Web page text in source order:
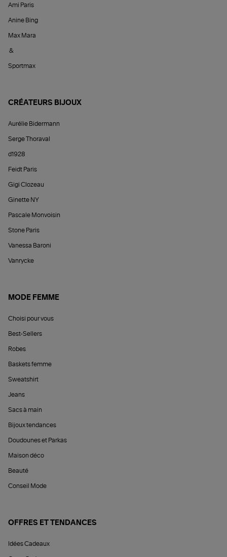
Ami Paris
Anine Bing
Max Mara
&
Sportmax
CRÉATEURS BIJOUX
Aurélie Bidermann
Serge Thoraval
d1928
Feidt Paris
Gigi Clozeau
Ginette NY
Pascale Monvoisin
Stone Paris
Vanessa Baroni
Vanrycke
MODE FEMME
Choisi pour vous
Best-Sellers
Robes
Baskets femme
Sweatshirt
Jeans
Sacs à main
Bijoux tendances
Doudounes et Parkas
Maison déco
Beauté
Conseil Mode
OFFRES ET TENDANCES
Idées Cadeaux